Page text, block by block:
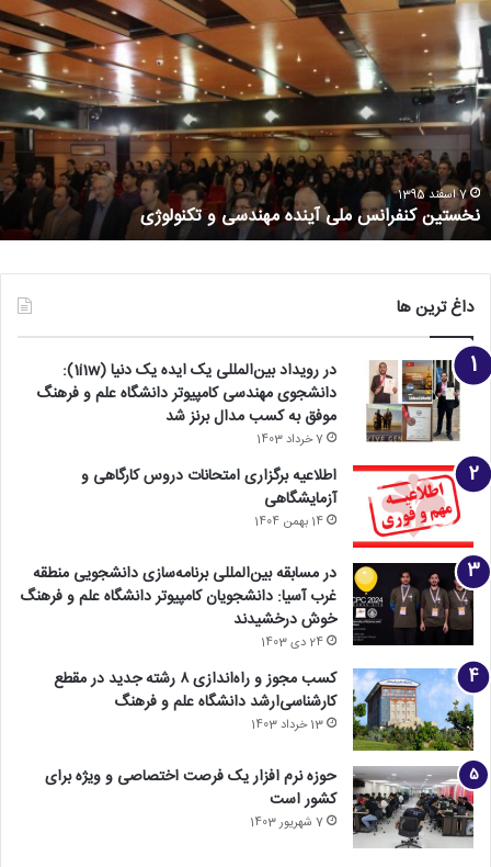
7 اسفند 1395
نخستین کنفرانس ملی آینده مهندسی و تکنولوژی
داغ ترین ها
در رویداد بین‌المللی یک ایده یک دنیا (1i1w):
دانشجوی مهندسی کامپیوتر دانشگاه علم و فرهنگ
موفق به کسب مدال برنز شد
7 خرداد 1403
اطلاعیه برگزاری امتحانات دروس کارگاهی و
آزمایشگاهی
14 بهمن 1404
در مسابقه بین‌المللی برنامه‌سازی دانشجویی منطقه
غرب آسیا: دانشجویان کامپیوتر دانشگاه علم و فرهنگ
خوش درخشیدند
24 دی 1403
کسب مجوز و راه‌اندازی ۸ رشته جدید در مقطع
کارشناسی‌ارشد دانشگاه علم و فرهنگ
13 خرداد 1403
حوزه نرم افزار یک فرصت اختصاصی و ویژه برای
کشور است
7 شهریور 1403